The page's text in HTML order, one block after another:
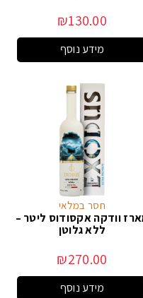
₪130.00
מידע נוסף
חסר במלאי
וודקה אקסודוס ליטר –
ללא גלוטן
₪270.00
מידע נוסף